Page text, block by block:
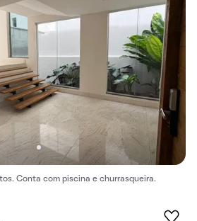
Conta com piscina e churrasqueira.